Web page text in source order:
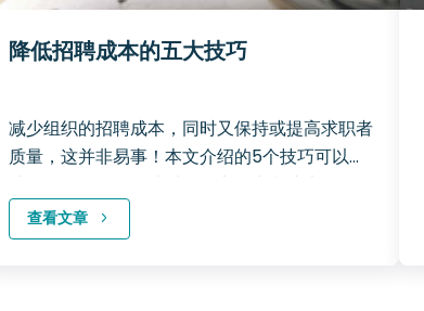
降低招聘成本的五大技巧
减少组织的招聘成本，同时又保持或提高求职者
质量，这并非易事！本文介绍的5个技巧可以帮
助您在招聘最佳人才时具有竞争力和成本效益！
查看文章